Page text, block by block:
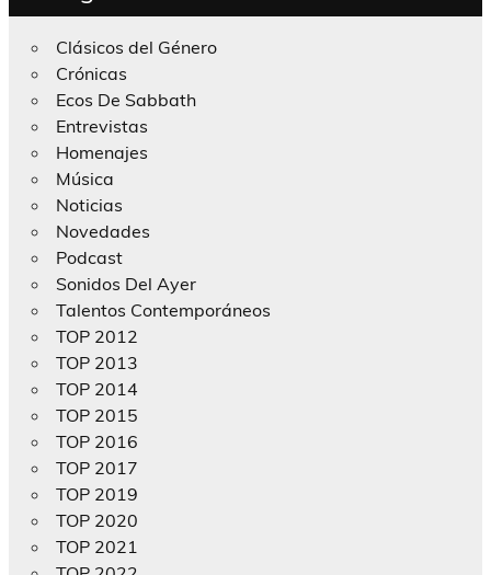
Clásicos del Género
Crónicas
Ecos De Sabbath
Entrevistas
Homenajes
Música
Noticias
Novedades
Podcast
Sonidos Del Ayer
Talentos Contemporáneos
TOP 2012
TOP 2013
TOP 2014
TOP 2015
TOP 2016
TOP 2017
TOP 2019
TOP 2020
TOP 2021